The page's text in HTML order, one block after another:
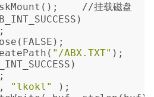
//挂载磁盘
"/ABX.TXT" );
"lkokl"
);